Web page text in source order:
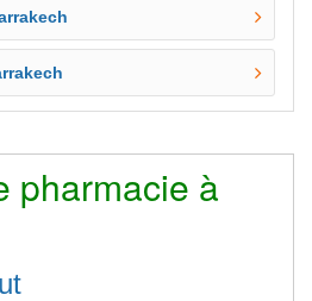
pharmacie à